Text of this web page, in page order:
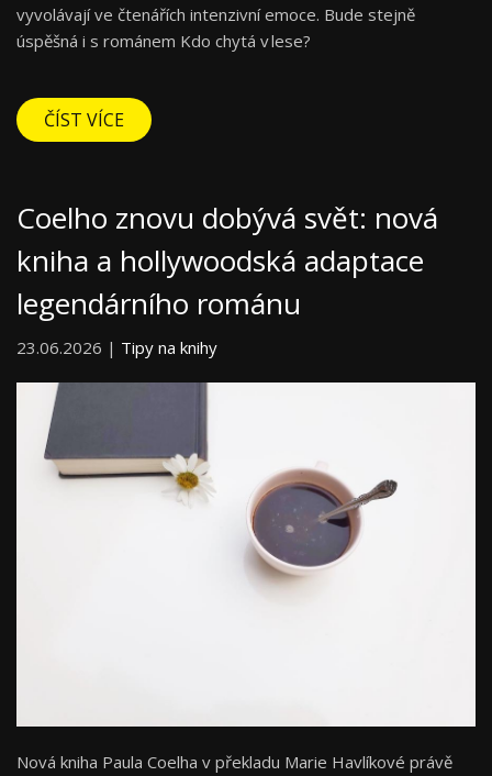
vyvolávají ve čtenářích intenzivní emoce. Bude stejně
úspěšná i s románem Kdo chytá v lese?
ČÍST VÍCE
Coelho znovu dobývá svět: nová
kniha a hollywoodská adaptace
legendárního románu
23.06.2026 | Tipy na knihy
Nová kniha Paula Coelha v překladu Marie Havlíkové právě